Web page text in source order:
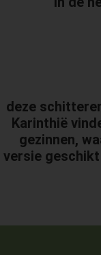
deze
Karinthië
gezinnen,
versie